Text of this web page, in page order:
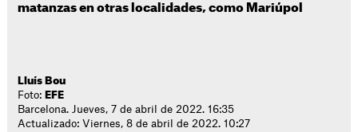
matanzas en otras localidades, como Mariúpol
Lluís Bou
Foto: EFE
Barcelona. Jueves, 7 de abril de 2022. 16:35
Actualizado: Viernes, 8 de abril de 2022. 10:27